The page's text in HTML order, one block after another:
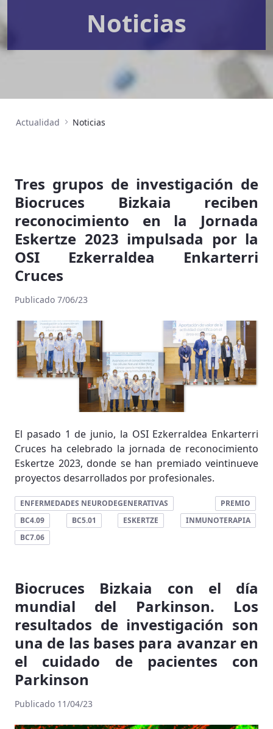
Noticias
Actualidad Noticias
Tres grupos de investigación de
Biocruces Bizkaia reciben
reconocimiento en la Jornada
Eskertze 2023 impulsada por la
OSI Ezkerraldea Enkarterri
Cruces
Publicado 7/06/23
El pasado 1 de junio, la OSI Ezkerraldea Enkarterri
Cruces ha celebrado la jornada de reconocimiento
Eskertze 2023, donde se han premiado veintinueve
proyectos desarrollados por profesionales.
ENFERMEDADES NEURODEGENERATIVAS
PREMIO
BC4.09
BC5.01 ESKERTZE
INMUNOTERAPIA
BC7.06
Biocruces Bizkaia con el día
mundial del Parkinson. Los
resultados de investigación son
una de las bases para avanzar en
el cuidado de pacientes con
Parkinson
Publicado 11/04/23